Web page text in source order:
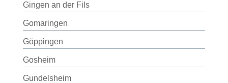
Gingen an der Fils
Gomaringen
Göppingen
Gosheim
Gundelsheim